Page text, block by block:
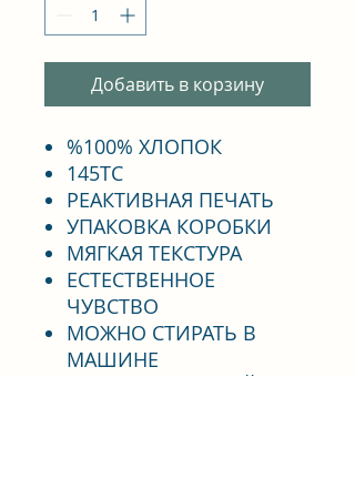
Добавить в корзину
%100% ХЛОПОК
145ТС
РЕАКТИВНАЯ ПЕЧАТЬ
УПАКОВКА КОРОБКИ
МЯГКАЯ ТЕКСТУРА
ЕСТЕСТВЕННОЕ
ЧУВСТВО
МОЖНО СТИРАТЬ В
МАШИНЕ